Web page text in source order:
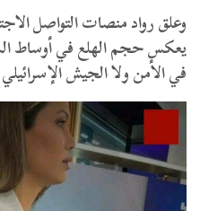
وعلق رواد منصات التواصل
يعكس حجم الهلع في أوساط
في الأمن ولا الجيش